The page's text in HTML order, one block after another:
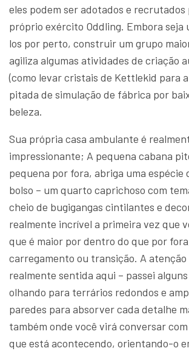
eles podem ser adotados e recrutados
próprio exército Oddling. Embora seja
los por perto, construir um grupo
agiliza algumas atividades de criação
(como levar cristais de Kettlekid para
pitada de simulação de fábrica por
beleza.
Sua própria casa ambulante é
impressionante; A pequena cabana
pequena por fora, abriga uma espécie
bolso – um quarto caprichoso com
cheio de bugigangas cintilantes e
realmente incrível a primeira vez que
que é maior por dentro do que por
carregamento ou transição. A atenção
realmente sentida aqui – passei
olhando para terrários redondos e
paredes para absorver cada detalhe
também onde você virá conversar
que está acontecendo, orientando-o